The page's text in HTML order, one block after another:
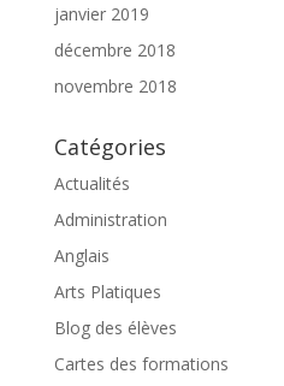
janvier 2019
décembre 2018
novembre 2018
Catégories
Actualités
Administration
Anglais
Arts Platiques
Blog des élèves
Cartes des formations